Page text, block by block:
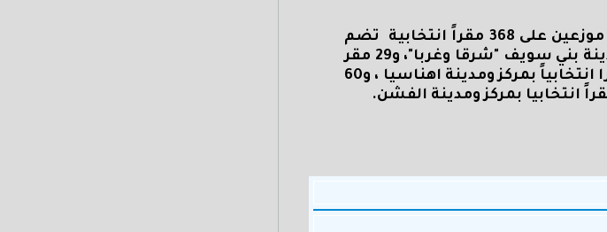
تجدر الإشارة إلى أن إجمالي الناخبين يبلغ 2 مليون و80 ألف و140 ناخباً وناخبة، موزعين على 368 مقراً انتخابية تضم
371 لجنة فرعية على مستوى المحافظة بواقع (74مقرا انتخابيا بدائرة مركز ومدينة بني سويف "شرقا وغربا"، و29 مقر
انتخابي بمركز ومدينة ناصر، و50 مقرا انتخابي بمركز ومدينة سمسطا، و44 مقرا انتخابياً بمركز ومدينة اهناسيا ، و60